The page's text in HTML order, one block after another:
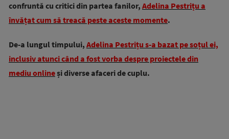
confruntă cu critici din partea fanilor, Adelina Pestrițu a
învățat cum să treacă peste aceste momente.
De-a lungul timpului, Adelina Pestrițu s-a bazat pe soțul ei,
inclusiv atunci când a fost vorba despre proiectele din
mediu onlineși diverse afaceri de cuplu.